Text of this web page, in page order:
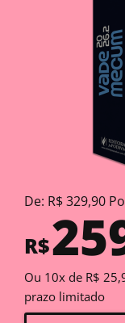
De: R$ 329,90
R$
Ou 10x de R$
prazo limitado